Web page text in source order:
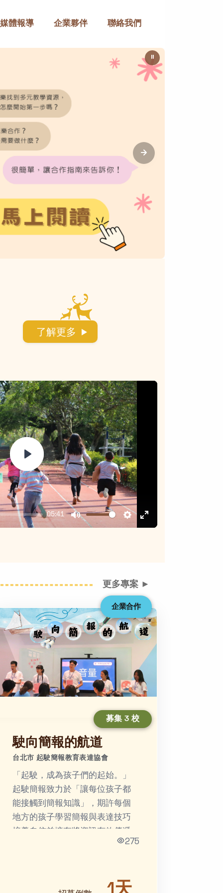
媒體報導 企業夥伴 聯絡我們
⏸
05:41
Mute Settings
Enter
Play
更多專案 ►
企業合作
募集 3 校
駛向簡報的航道
台北市 起駛簡報教育表達協會
「起駛，成為孩⼦們的起始。」
起駛簡報致力於「讓每位孩子都
能接觸到簡報知識」，期許每個
地方的孩子學習簡報與表達技巧
275